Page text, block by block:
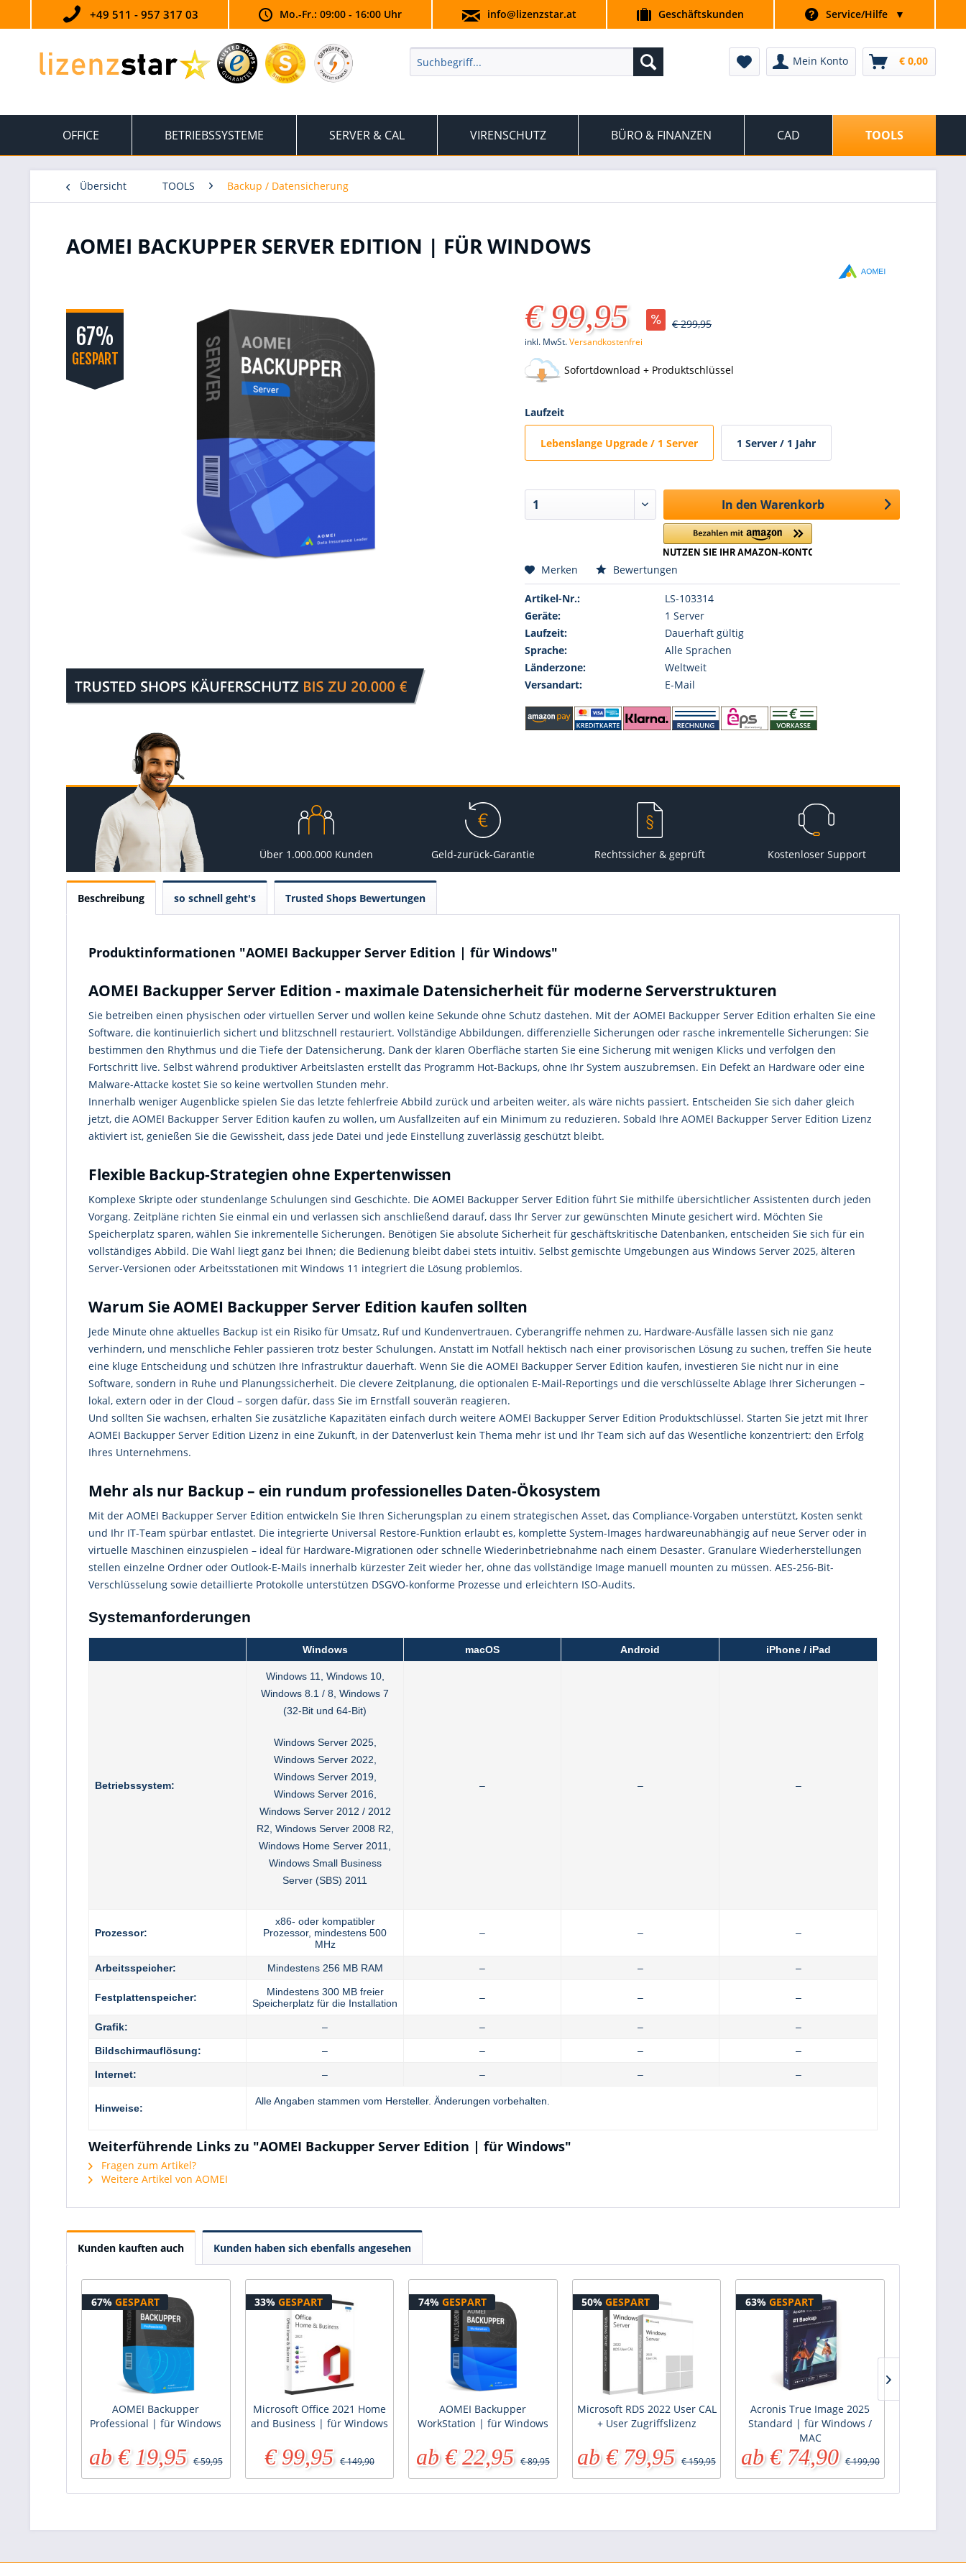
+49 511 - 957 317 03 Mo.-Fr.: 09:00 - 16:00 Uhr info@lizenzstar.at Geschäftskunden Service/Hilfe ▼
Mein Konto € 0,00
OFFICE BETRIEBSSYSTEME SERVER & CAL VIRENSCHUTZ BÜRO & FINANZEN CAD TOOLS
Übersicht TOOLS Backup / Datensicherung
AOMEI BACKUPPER SERVER EDITION | FÜR WINDOWS
67%
GESPART
€ 99,95 € 299,95
inkl. MwSt.Versandkostenfrei
Sofortdownload + Produktschlüssel
Laufzeit
Lebenslange Upgrade / 1 Server 1 Server / 1 Jahr
In den Warenkorb
Merken Bewertungen
Artikel-Nr.:
LS-103314
Geräte:
1 Server
Laufzeit:
Dauerhaft gültig
Sprache:
Alle Sprachen
Länderzone:
Weltweit
Versandart:
E-Mail
Über 1.000.000 Kunden Geld-zurück-Garantie Rechtssicher & geprüft Kostenloser Support
Beschreibung so schnell geht's Trusted Shops Bewertungen
Produktinformationen "AOMEI Backupper Server Edition | für Windows"
AOMEI Backupper Server Edition - maximale Datensicherheit für moderne Serverstrukturen
Sie betreiben einen physischen oder virtuellen Server und wollen keine Sekunde ohne Schutz dastehen. Mit der AOMEI Backupper Server Edition erhalten Sie eine
Software, die kontinuierlich sichert und blitzschnell restauriert. Vollständige Abbildungen, differenzielle Sicherungen oder rasche inkrementelle Sicherungen: Sie
bestimmen den Rhythmus und die Tiefe der Datensicherung. Dank der klaren Oberfläche starten Sie eine Sicherung mit wenigen Klicks und verfolgen den
Fortschritt live. Selbst während produktiver Arbeitslasten erstellt das Programm Hot-Backups, ohne Ihr System auszubremsen. Ein Defekt an Hardware oder eine
Malware-Attacke kostet Sie so keine wertvollen Stunden mehr.
Innerhalb weniger Augenblicke spielen Sie das letzte fehlerfreie Abbild zurück und arbeiten weiter, als wäre nichts passiert. Entscheiden Sie sich daher gleich
jetzt, die AOMEI Backupper Server Edition kaufen zu wollen, um Ausfallzeiten auf ein Minimum zu reduzieren. Sobald Ihre AOMEI Backupper Server Edition Lizenz
aktiviert ist, genießen Sie die Gewissheit, dass jede Datei und jede Einstellung zuverlässig geschützt bleibt.
Flexible Backup-Strategien ohne Expertenwissen
Komplexe Skripte oder stundenlange Schulungen sind Geschichte. Die AOMEI Backupper Server Edition führt Sie mithilfe übersichtlicher Assistenten durch jeden
Vorgang. Zeitpläne richten Sie einmal ein und verlassen sich anschließend darauf, dass Ihr Server zur gewünschten Minute gesichert wird. Möchten Sie
Speicherplatz sparen, wählen Sie inkrementelle Sicherungen. Benötigen Sie absolute Sicherheit für geschäftskritische Datenbanken, entscheiden Sie sich für ein
vollständiges Abbild. Die Wahl liegt ganz bei Ihnen; die Bedienung bleibt dabei stets intuitiv. Selbst gemischte Umgebungen aus Windows Server 2025, älteren
Server-Versionen oder Arbeitsstationen mit Windows 11 integriert die Lösung problemlos.
Warum Sie AOMEI Backupper Server Edition kaufen sollten
Jede Minute ohne aktuelles Backup ist ein Risiko für Umsatz, Ruf und Kundenvertrauen. Cyberangriffe nehmen zu, Hardware-Ausfälle lassen sich nie ganz
verhindern, und menschliche Fehler passieren trotz bester Schulungen. Anstatt im Notfall hektisch nach einer provisorischen Lösung zu suchen, treffen Sie heute
eine kluge Entscheidung und schützen Ihre Infrastruktur dauerhaft. Wenn Sie die AOMEI Backupper Server Edition kaufen, investieren Sie nicht nur in eine
Software, sondern in Ruhe und Planungssicherheit. Die clevere Zeitplanung, die optionalen E-Mail-Reportings und die verschlüsselte Ablage Ihrer Sicherungen –
lokal, extern oder in der Cloud – sorgen dafür, dass Sie im Ernstfall souverän reagieren.
Und sollten Sie wachsen, erhalten Sie zusätzliche Kapazitäten einfach durch weitere AOMEI Backupper Server Edition Produktschlüssel. Starten Sie jetzt mit Ihrer
AOMEI Backupper Server Edition Lizenz in eine Zukunft, in der Datenverlust kein Thema mehr ist und Ihr Team sich auf das Wesentliche konzentriert: den Erfolg
Ihres Unternehmens.
Mehr als nur Backup – ein rundum professionelles Daten-Ökosystem
Mit der AOMEI Backupper Server Edition entwickeln Sie Ihren Sicherungsplan zu einem strategischen Asset, das Compliance-Vorgaben unterstützt, Kosten senkt
und Ihr IT-Team spürbar entlastet. Die integrierte Universal Restore-Funktion erlaubt es, komplette System-Images hardwareunabhängig auf neue Server oder in
virtuelle Maschinen einzuspielen – ideal für Hardware-Migrationen oder schnelle Wiederinbetriebnahme nach einem Desaster. Granulare Wiederherstellungen
stellen einzelne Ordner oder Outlook-E-Mails innerhalb kürzester Zeit wieder her, ohne das vollständige Image manuell mounten zu müssen. AES-256-Bit-
Verschlüsselung sowie detaillierte Protokolle unterstützen DSGVO-konforme Prozesse und erleichtern ISO-Audits.
Systemanforderungen
Windows macOS Android iPhone / iPad
Betriebssystem:
Windows 11, Windows 10,
Windows 8.1 / 8, Windows 7
(32-Bit und 64-Bit)
Windows Server 2025,
Windows Server 2022,
Windows Server 2019,
Windows Server 2016,
Windows Server 2012 / 2012
R2, Windows Server 2008 R2,
Windows Home Server 2011,
Windows Small Business
Server (SBS) 2011
– – –
Prozessor:
x86- oder kompatibler
Prozessor, mindestens 500
MHz
– – –
Arbeitsspeicher: Mindestens 256 MB RAM – – –
Festplattenspeicher:
Mindestens 300 MB freier
Speicherplatz für die Installation
– – –
Grafik: – – – –
Bildschirmauflösung: – – – –
Internet: – – – –
Hinweise:
Alle Angaben stammen vom Hersteller. Änderungen vorbehalten.
Weiterführende Links zu "AOMEI Backupper Server Edition | für Windows"
Fragen zum Artikel?
Weitere Artikel von AOMEI
Kunden kauften auch Kunden haben sich ebenfalls angesehen
67% GESPART
AOMEI Backupper
Professional | für Windows
ab € 19,95 € 59,95
33%GESPART
Microsoft Office 2021 Home
and Business | für Windows
€ 99,95 € 149,90
74% GESPART
AOMEI Backupper
WorkStation | für Windows
ab € 22,95 € 89,95
50%GESPART
Microsoft RDS 2022 User CAL
+ User Zugriffslizenz
ab € 79,95 € 159,95
63% GESPART
Acronis True Image 2025
Standard | für Windows /
MAC
ab € 74,90 € 199,90